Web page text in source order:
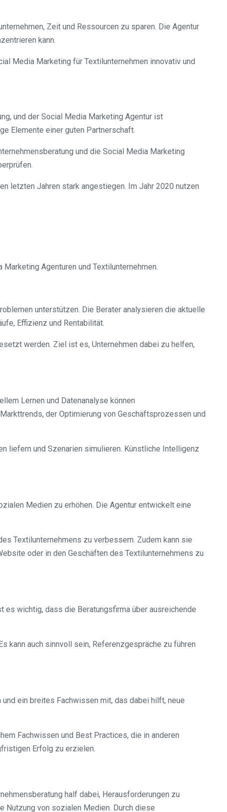
Zeit und Ressourcen zu sparen. Die Agentur
kann.
Media Marketing für Textilunternehmen innovativ und
und der Social Media Marketing Agentur ist
Elemente einer guten Partnerschaft.
und die Social Media Marketing
letzten Jahren stark angestiegen. Im Jahr 2020 nutzen
Agenturen und Textilunternehmen.
unterstützen. Die Berater analysieren die aktuelle
Effizienz und Rentabilität.
werden. Ziel ist es, Unternehmen dabei zu helfen,
Lernen und Datenanalyse können
der Optimierung von Geschäftsprozessen und
liefern und Szenarien simulieren. Künstliche Intelligenz
Medien zu erhöhen. Die Agentur entwickelt eine
Textilunternehmens zu verbessern. Zudem kann sie
oder in den Geschäften des Textilunternehmens zu
es wichtig, dass die Beratungsfirma über ausreichende
kann auch sinnvoll sein, Referenzgespräche zu führen
ein breites Fachwissen mit, das dabei hilft, neue
Fachwissen und Best Practices, die in anderen
Erfolg zu erzielen.
half dabei, Herausforderungen zu
Nutzung von sozialen Medien. Durch diese